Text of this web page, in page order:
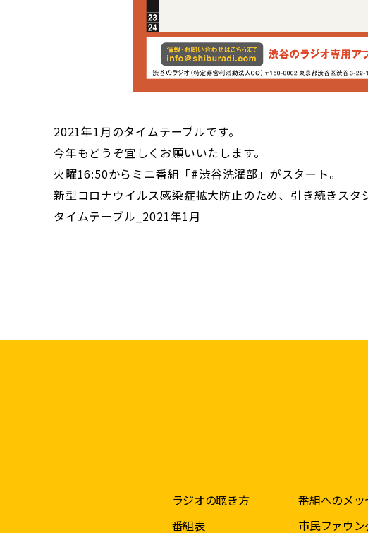
2021年1月のタイムテーブルです。
今年もどうぞ宜しくお願いいたします。
火曜16:50からミニ番組「#渋谷洗濯部」がスタート。
新型コロナウイルス感染症拡大防止のため、引き続きスタ
タイムテーブル_2021年1月
ラジオの聴き方
番組表
番組へのメ
市民ファウ